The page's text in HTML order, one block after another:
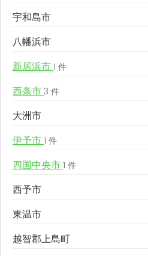
宇和島市
八幡浜市
新居浜市 1 件
西条市 3 件
大洲市
伊予市 1 件
四国中央市 1 件
西予市
東温市
越智郡上島町